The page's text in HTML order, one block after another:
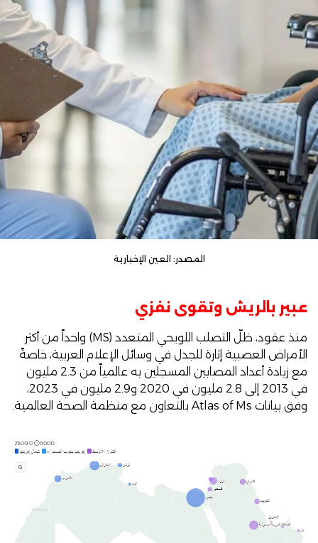
المصدر: العين الإخبارية
عبير بالريش وتقوى نفزي
منذ عقود، ظلّ التصلب اللويحي المتعدد (MS) واحداً من أكثر
الأمراض العصبية إثارة للجدل في وسائل الإعلام العربية، خاصةً
مع زيادة أعداد المصابين المسجلين به عالمياً من 2.3 مليون
في 2013 إلى 2.8 مليون في 2020 و2.9 مليون في 2023،
وفق بيانات Atlas of Ms بالتعاون مع منظمة الصحة العالمية.